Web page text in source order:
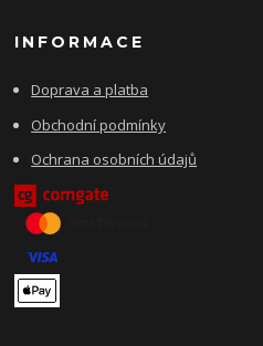
INFORMACE
Doprava a platba
Obchodní podmínky
Ochrana osobních údajů